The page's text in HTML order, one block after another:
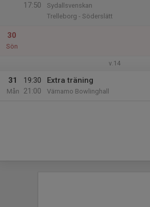
17:50
Sydallsvenskan
Trelleborg - Söderslätt
30
Sön
v.14
31
Mån
19:30
21:00
Extra träning
Värnamo Bowlinghall